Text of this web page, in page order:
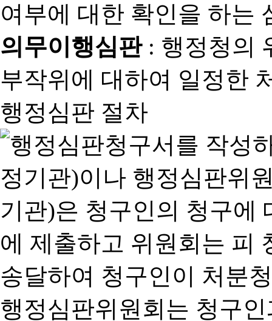
여부에 대한 확인을 하는
의무이행심판: 행정청의
부작위에 대하여 일정한
행정심판 절차